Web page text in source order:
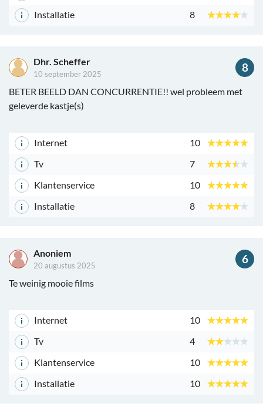
Installatie
8
8
Dhr. Scheffer
10 september 2025
BETER BEELD DAN CONCURRENTIE!! wel probleem met
geleverde kastje(s)
Internet
10
Tv
7
Klantenservice
10
Installatie
8
6
Anoniem
20 augustus 2025
Te weinig mooie films
Internet
10
Tv
4
Klantenservice
10
Installatie
10